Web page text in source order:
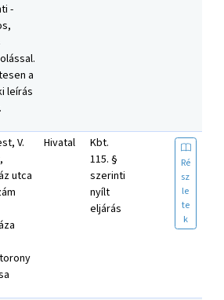
-
a
leírás
V.
utca
Hivatal
Kbt.
115. §
szerinti
nyílt
eljárás
Ré
sz
le
te
k